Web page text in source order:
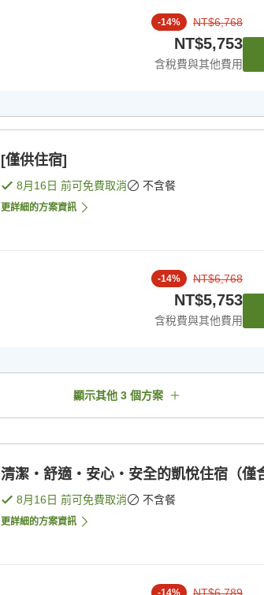
-14% NT$6,768
NT$5,753
含稅費與其他費用
[僅供住宿]
8月16日 前可免費取消 不含餐
更詳細的方案資訊
-14% NT$6,768
NT$5,753
含稅費與其他費用
顯示其他 3 個方案
清潔・舒適・安心・安全的凱悅住宿（僅
8月16日 前可免費取消 不含餐
更詳細的方案資訊